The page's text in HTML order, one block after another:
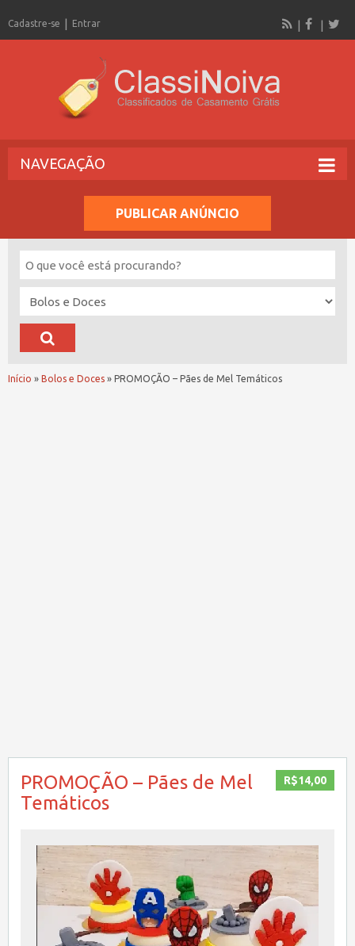
Cadastre-se Entrar
NAVEGAÇÃO
PUBLICAR ANÚNCIO
Início » Bolos e Doces » PROMOÇÃO – Pães de Mel Temáticos
R$14,00
PROMOÇÃO – Pães de Mel
Temáticos